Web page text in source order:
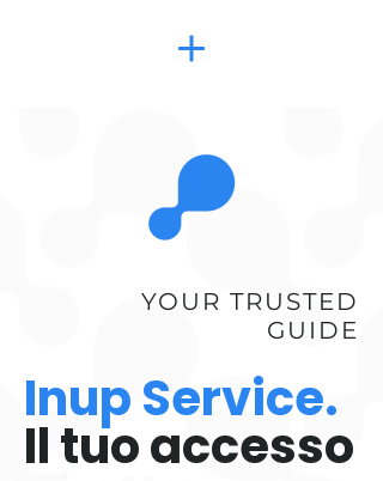
YOUR TRUSTED
GUIDE
Inup Service.
Il tuo accesso